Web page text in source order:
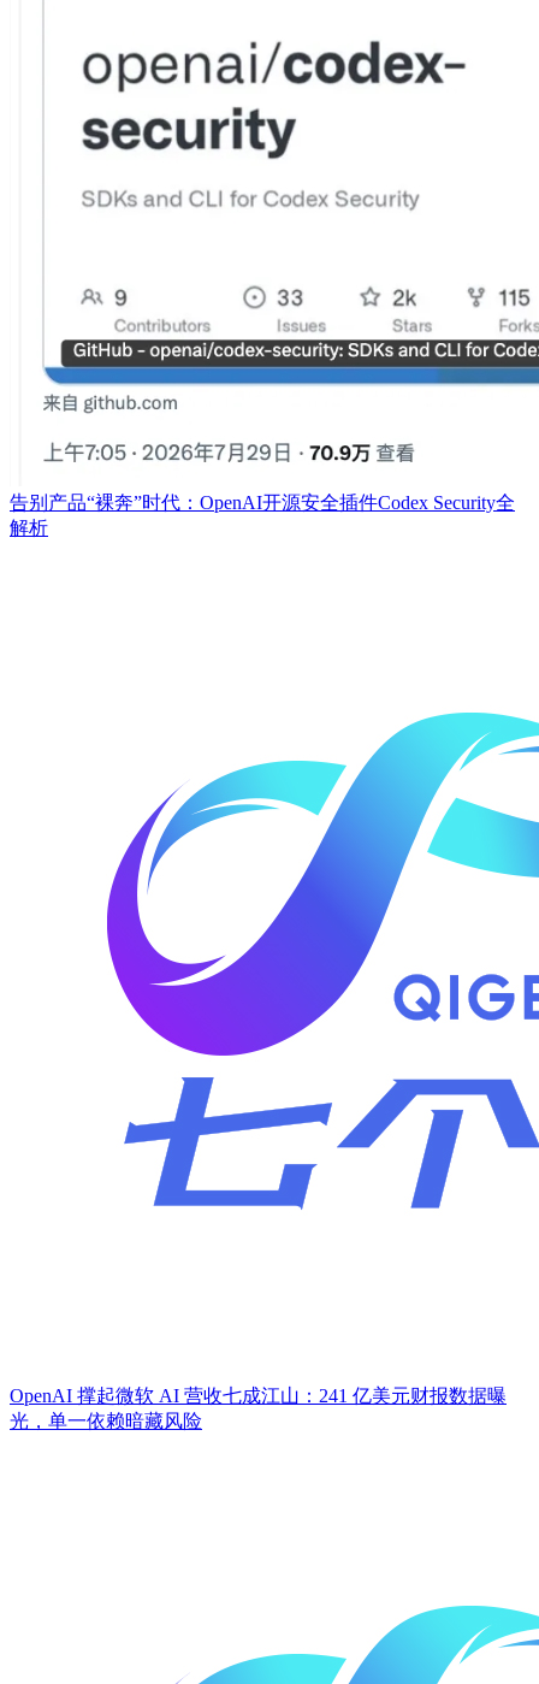
告别产品“裸奔”时代：OpenAI开源安全插件Codex Security全
解析
OpenAI 撑起微软 AI 营收七成江山：241 亿美元财报数据曝
光，单一依赖暗藏风险